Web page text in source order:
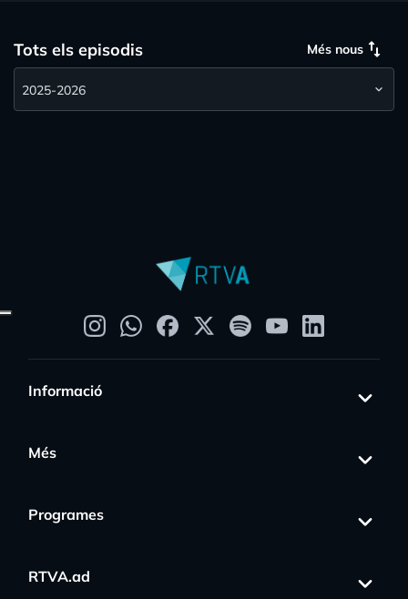
Tots els episodis Més nous swap_vert
Informació
Més
Programes
RTVA.ad